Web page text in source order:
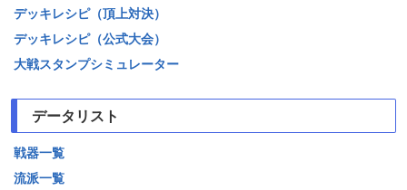
デッキレシピ（頂上対決）
デッキレシピ（公式大会）
大戦スタンプシミュレーター
データリスト
戦器一覧
流派一覧